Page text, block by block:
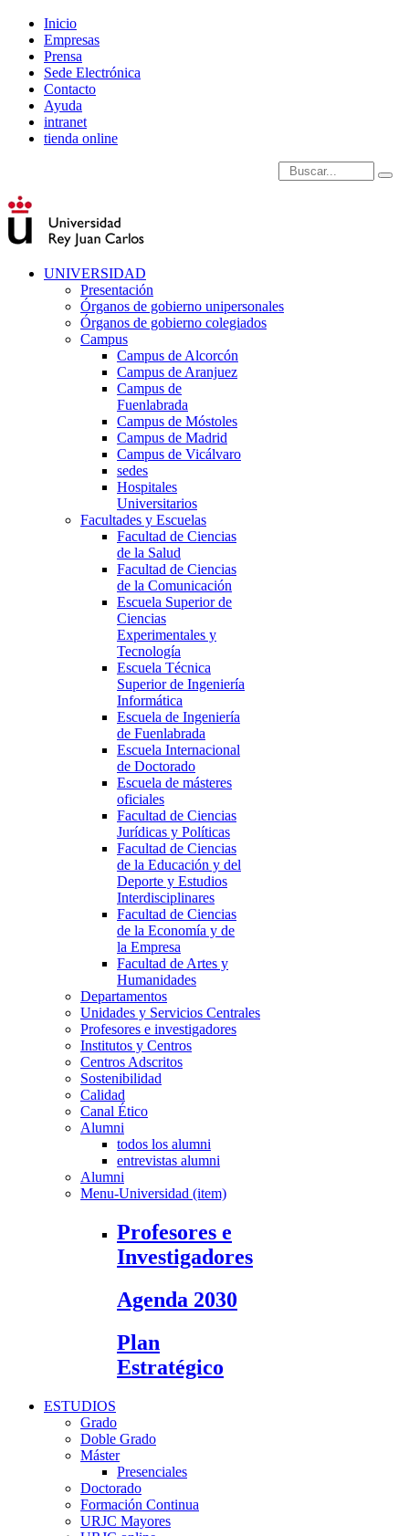
Inicio
Empresas
Prensa
Sede Electrónica
Contacto
Ayuda
intranet
tienda online
Introduce términos de
UNIVERSIDAD
Presentación
Órganos de gobierno unipersonales
Órganos de gobierno colegiados
Campus
Campus de Alcorcón
Campus de Aranjuez
Campus de
Fuenlabrada
Campus de Móstoles
Campus de Madrid
Campus de Vicálvaro
sedes
Hospitales
Universitarios
Facultades y Escuelas
Facultad de Ciencias
de la Salud
Facultad de Ciencias
de la Comunicación
Escuela Superior de
Ciencias
Experimentales y
Tecnología
Escuela Técnica
Superior de Ingeniería
Informática
Escuela de Ingeniería
de Fuenlabrada
Escuela Internacional
de Doctorado
Escuela de másteres
oficiales
Facultad de Ciencias
Jurídicas y Políticas
Facultad de Ciencias
de la Educación y del
Deporte y Estudios
Interdisciplinares
Facultad de Ciencias
de la Economía y de
la Empresa
Facultad de Artes y
Humanidades
Departamentos
Unidades y Servicios Centrales
Profesores e investigadores
Institutos y Centros
Centros Adscritos
Sostenibilidad
Calidad
Canal Ético
Alumni
todos los alumni
entrevistas alumni
Alumni
Menu-Universidad (item)
Profesores e
Investigadores
Agenda 2030
Plan
Estratégico
ESTUDIOS
Grado
Doble Grado
Máster
Presenciales
Doctorado
Formación Continua
URJC Mayores